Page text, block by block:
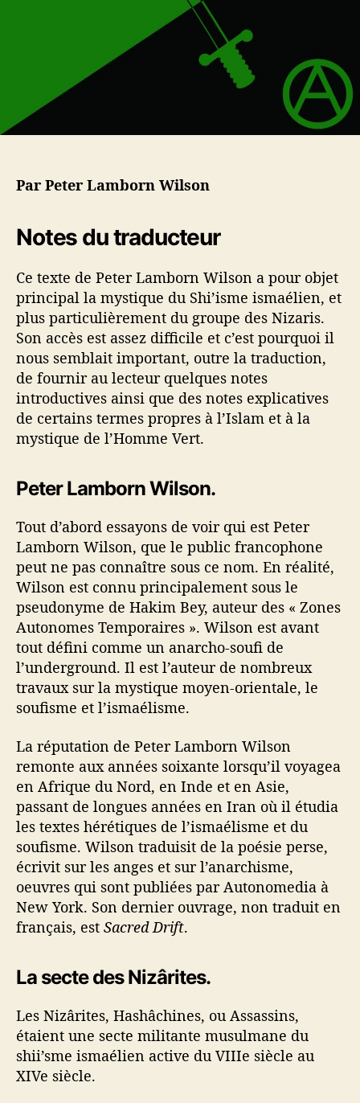
t
i
c
l
C
a
[
t
i
e
Par Peter Lamborn Wilson
Notes du traducteur
Ce texte de Peter Lamborn Wilson a pour objet
principal la mystique du Shi’isme ismaélien, et
plus particulièrement du groupe des Nizaris.
Son accès est assez difficile et c’est pourquoi il
nous semblait important, outre la traduction,
de fournir au lecteur quelques notes
introductives ainsi que des notes explicatives
de certains termes propres à l’Islam et à la
mystique de l’Homme Vert.
Peter Lamborn Wilson.
Tout d’abord essayons de voir qui est Peter
Lamborn Wilson, que le public francophone
peut ne pas connaître sous ce nom. En réalité,
Wilson est connu principalement sous le
pseudonyme de Hakim Bey, auteur des « Zones
Autonomes Temporaires ». Wilson est avant
tout défini comme un anarcho-soufi de
l’underground. Il est l’auteur de nombreux
travaux sur la mystique moyen-orientale, le
soufisme et l’ismaélisme.
La réputation de Peter Lamborn Wilson
remonte aux années soixante lorsqu’il voyagea
en Afrique du Nord, en Inde et en Asie,
passant de longues années en Iran où il étudia
les textes hérétiques de l’ismaélisme et du
soufisme. Wilson traduisit de la poésie perse,
écrivit sur les anges et sur l’anarchisme,
oeuvres qui sont publiées par Autonomedia à
New York. Son dernier ouvrage, non traduit en
français, est Sacred Drift.
La secte des Nizârites.
Les Nizârites, Hashâchines, ou Assassins,
étaient une secte militante musulmane du
shii’sme ismaélien active du VIIIe siècle au
XIVe siècle.